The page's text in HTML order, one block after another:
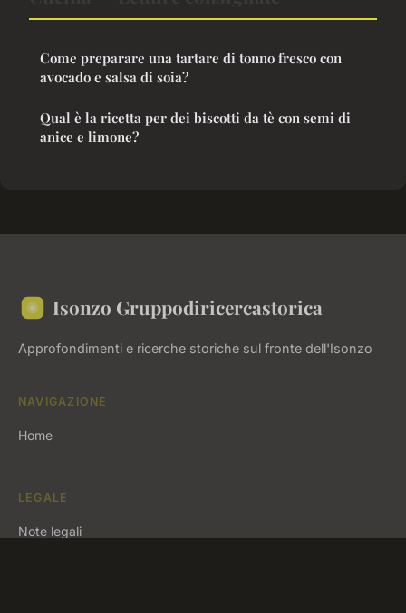
Come preparare una tartare di tonno fresco con
avocado e salsa di soia?
Qual è la ricetta per dei biscotti da tè con semi di
anice e limone?
Isonzo Gruppodiricercastorica
Approfondimenti e ricerche storiche sul fronte dell'Isonzo
NAVIGAZIONE
Home
LEGALE
Note legali